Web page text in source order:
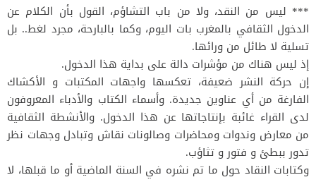
*** ليس من النقد، ولا من باب التشاؤم، القول بأن الكلام عن
الدخول الثقافي بالمغرب بات اليوم، وكما بالبارحة، مجرد لغط.. بل
تسلية لا طائل من ورائها.
إذ ليس هناك من مؤشرات دالة على بداية هذا الدخول.
إن حركة النشر ضعيفة، تعكسها واجهات المكتبات و الأكشاك
الفارغة من أي عناوين جديدة. وأسماء الكتاب والأدباء المعروفون
لدى القراء غائبة بإنتاجاتها عن هذا الدخول. والأنشطة الثقافية
من معارض وندوات ومحاضرات وصالونات نقاش وتبادل وجهات نظر
تدور ببطئ و فتور و تثاؤب.
وكتابات النقاد حول ما تم نشره في السنة الماضية أو ما قبلها، لا